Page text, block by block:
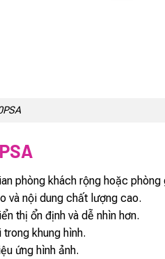
phòng khách rộng hoặc
và nội dung chất lượng cao.
thị ổn định và dễ nhìn hơn.
khung hình.
ứng hình ảnh.